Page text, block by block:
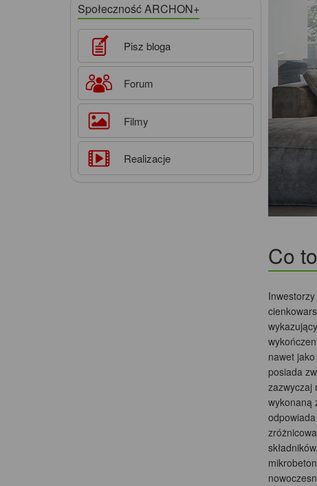
Co
nawet
posiada
zazwyczaj
wykonaną
Społeczność ARCHON+
Pisz bloga
Forum
Filmy
Realizacje